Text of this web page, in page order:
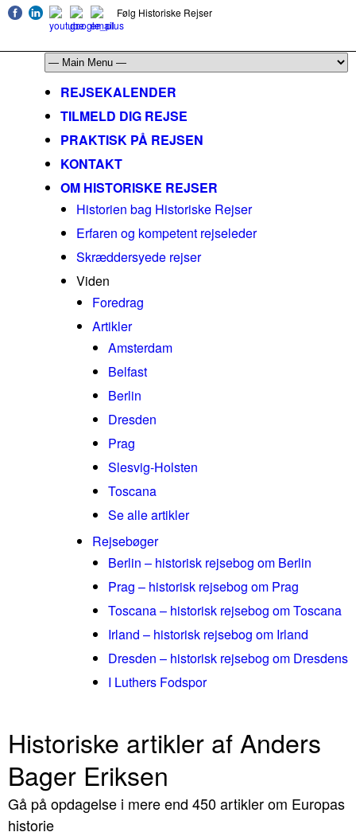
Følg Historiske Rejser
REJSEKALENDER
TILMELD DIG REJSE
PRAKTISK PÅ REJSEN
KONTAKT
OM HISTORISKE REJSER
Historien bag Historiske Rejser
Erfaren og kompetent rejseleder
Skræddersyede rejser
Viden
Foredrag
Artikler
Amsterdam
Belfast
Berlin
Dresden
Prag
Slesvig-Holsten
Toscana
Se alle artikler
Rejsebøger
Berlin – historisk rejsebog om Berlin
Prag – historisk rejsebog om Prag
Toscana – historisk rejsebog om Toscana
Irland – historisk rejsebog om Irland
Dresden – historisk rejsebog om Dresdens
I Luthers Fodspor
Historiske artikler af Anders
Bager Eriksen
Gå på opdagelse i mere end 450 artikler om Europas
historie